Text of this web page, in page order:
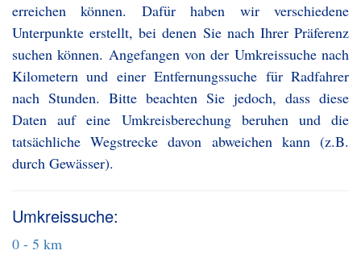
erreichen können. Dafür haben wir verschiedene
Unterpunkte erstellt, bei denen Sie nach Ihrer Präferenz
suchen können. Angefangen von der Umkreissuche nach
Kilometern und einer Entfernungssuche für Radfahrer
nach Stunden. Bitte beachten Sie jedoch, dass diese
Daten auf eine Umkreisberechung beruhen und die
tatsächliche Wegstrecke davon abweichen kann (z.B.
durch Gewässer).
Umkreissuche:
0 - 5 km